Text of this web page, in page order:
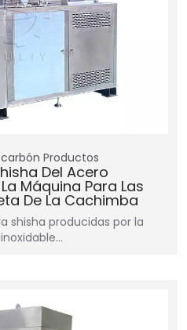
Productos
Del Acero
Máquina Para Las
De La Cachimba
shisha producidas por la